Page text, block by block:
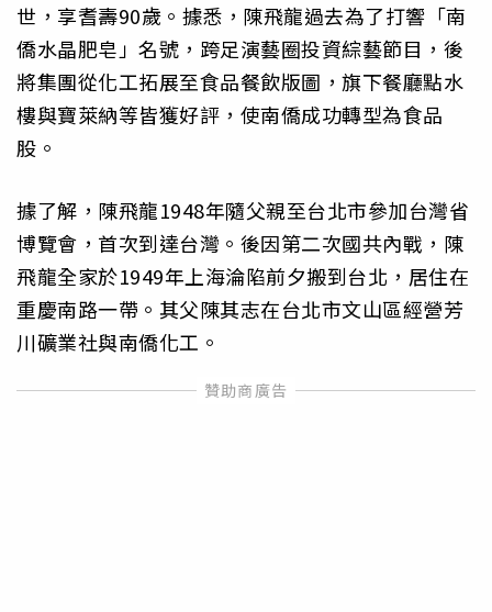
世，享耆壽90歲。據悉，陳飛龍過去為了打響「南
僑水晶肥皂」名號，跨足演藝圈投資綜藝節目，後
將集團從化工拓展至食品餐飲版圖，旗下餐廳點水
樓與寶萊納等皆獲好評，使南僑成功轉型為食品
股。
據了解，陳飛龍1948年隨父親至台北市參加台灣省
博覽會，首次到達台灣。後因第二次國共內戰，陳
飛龍全家於1949年上海淪陷前夕搬到台北，居住在
重慶南路一帶。其父陳其志在台北市文山區經營芳
川礦業社與南僑化工。